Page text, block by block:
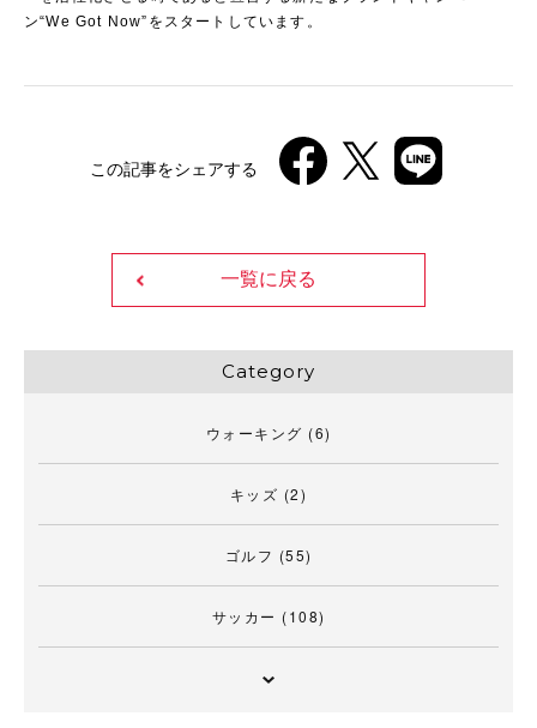
ン“We Got Now”をスタートしています。
この記事をシェアする
一覧に戻る
Category
ウォーキング (6)
キッズ (2)
ゴルフ (55)
サッカー (108)